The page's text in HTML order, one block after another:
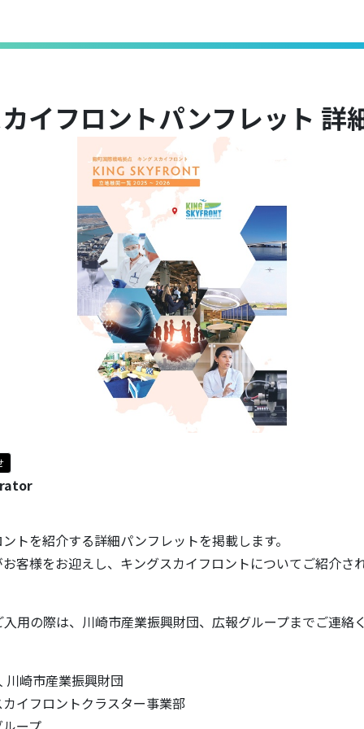
イフロントパンフレット 詳
トを紹介する詳細パンフレットを掲載します。
客様をお迎えし、キングスカイフロントについてご紹介され
用の際は、川崎市産業振興財団、広報グループまでご連絡
崎市産業振興財団
イフロントクラスター事業部